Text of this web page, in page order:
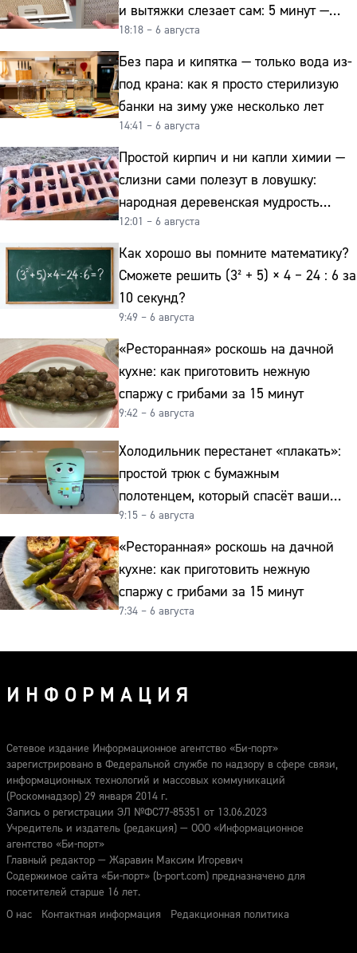
и вытяжки слезает сам: 5 минут —
и сверкает как новая
18:18 – 6 августа
Без пара и кипятка — только вода из-
под крана: как я просто стерилизую
банки на зиму уже несколько лет
14:41 – 6 августа
Простой кирпич и ни капли химии —
слизни сами полезут в ловушку:
народная деревенская мудрость
реально работает
12:01 – 6 августа
Как хорошо вы помните математику?
Сможете решить (3² + 5) × 4 − 24 : 6 за
10 секунд?
9:49 – 6 августа
«Ресторанная» роскошь на дачной
кухне: как приготовить нежную
спаржу с грибами за 15 минут
9:42 – 6 августа
Холодильник перестанет «плакать»:
простой трюк с бумажным
полотенцем, который спасёт ваши
овощи от гнили
9:15 – 6 августа
«Ресторанная» роскошь на дачной
кухне: как приготовить нежную
спаржу с грибами за 15 минут
7:34 – 6 августа
ИНФОРМАЦИЯ
Сетевое издание Информационное агентство «Би-порт»
зарегистрировано в Федеральной службе по надзору в сфере связи,
информационных технологий и массовых коммуникаций
(Роскомнадзор) 29 января 2014 г.
Запись о регистрации ЭЛ №ФС77-85351 от 13.06.2023
Учредитель и издатель (редакция) — ООО «Информационное
агентство «Би-порт»
Главный редактор — Жаравин Максим Игоревич
Содержимое сайта «Би-порт» (b-port.com) предназначено для
посетителей старше 16 лет.
О нас
Контактная информация Редакционная политика